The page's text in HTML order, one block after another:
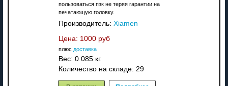
пользоваться пзк не теряя гарантии на
печатающую головку.
Производитель: Xiamen
Цена: 1000 руб
плюс доставка
Вес: 0.085 кг.
Количество на складе: 29